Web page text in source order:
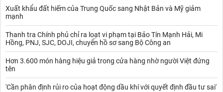
Xuất khẩu đất hiếm của Trung Quốc sang Nhật Bản và Mỹ giảm
mạnh
Thanh tra Chính phủ chỉ ra loạt vi phạm tại Bảo Tín Mạnh Hải, Mi
Hồng, PNJ, SJC, DOJI, chuyển hồ sơ sang Bộ Công an
Hơn 3.600 món hàng hiệu giả trong cửa hàng nhờ người Việt đứng
tên
'Cần phân định rủi ro của hoạt động dầu khí với quyết định đầu tư sai'